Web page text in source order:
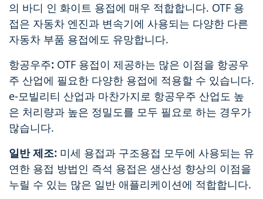
의 바디 인 화이트 용접에 매우 적합합니다. OTF 용
접은 자동차 엔진과 변속기에 사용되는 다양한 다른
자동차 부품 용접에도 유망합니다.
항공우주: OTF 용접이 제공하는 많은 이점을 항공우
주 산업에 필요한 다양한 용접에 적용할 수 있습니다.
e-모빌리티 산업과 마찬가지로 항공우주 산업도 높
은 처리량과 높은 정밀도를 모두 필요로 하는 경우가
많습니다.
일반 제조: 미세 용접과 구조용접 모두에 사용되는 유
연한 용접 방법인 즉석 용접은 생산성 향상의 이점을
누릴 수 있는 많은 일반 애플리케이션에 적합합니다.